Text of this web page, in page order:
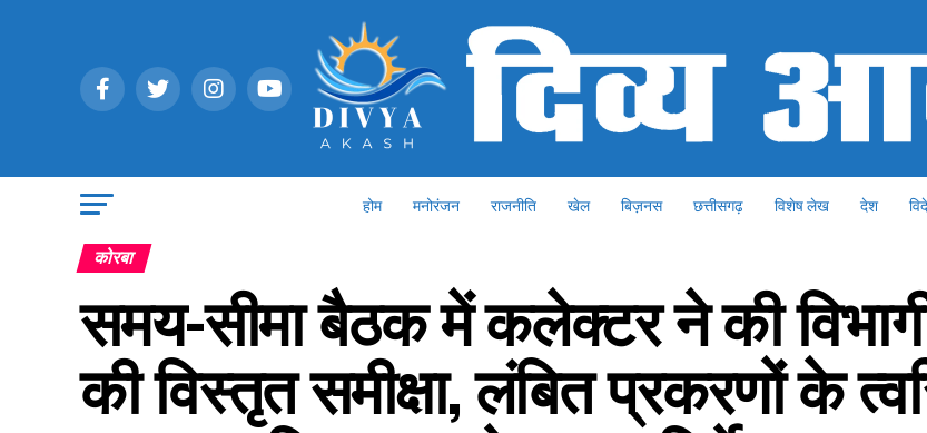
होम मनोरंजन राजनीति खेल बिज़नस छत्तीसगढ़ विशेष लेख देश
कोरबा
समय-सीमा बैठक में कलेक्टर ने की
की विस्तृत समीक्षा, लंबित प्रकरणों के